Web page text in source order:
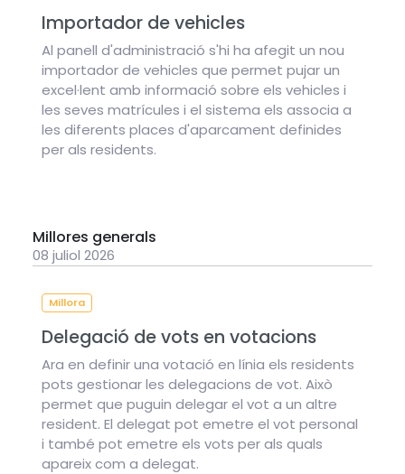
Importador de vehicles
Al panell d'administració s'hi ha afegit un nou
importador de vehicles que permet pujar un
excel·lent amb informació sobre els vehicles i
les seves matrícules i el sistema els associa a
les diferents places d'aparcament definides
per als residents.
Millores generals
08 juliol 2026
Millora
Delegació de vots en votacions
Ara en definir una votació en línia els residents
pots gestionar les delegacions de vot. Això
permet que puguin delegar el vot a un altre
resident. El delegat pot emetre el vot personal
i també pot emetre els vots per als quals
apareix com a delegat.